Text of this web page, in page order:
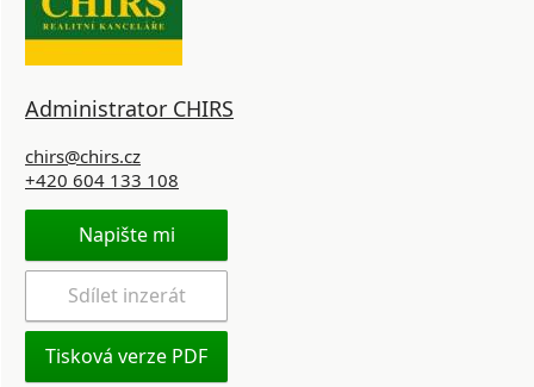
Administrator CHIRS
chirs@chirs.cz
+420 604 133 108
Napište mi
Sdílet inzerát
Tisková verze PDF